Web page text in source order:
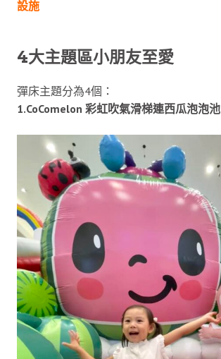
設施
4大主題區小朋友至愛
彈床主題分為4個：
1.CoComelon 彩虹吹氣滑梯連西瓜泡泡池